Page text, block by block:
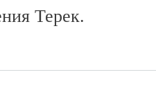
Терек.